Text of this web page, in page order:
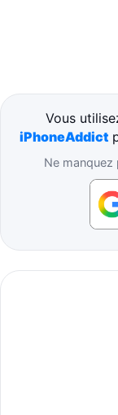
Vous
iPhoneAddict
Ne manquez